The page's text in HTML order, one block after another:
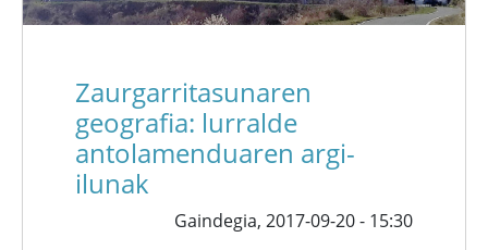
Zaurgarritasunaren
geografia: lurralde
antolamenduaren argi-
ilunak
Gaindegia, 2017-09-20 - 15:30